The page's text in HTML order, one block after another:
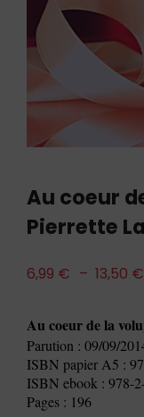
Au coeur
Pierrette
6,99 € – 13,50 €
Au coeur de la
Parution : 09/09/
ISBN papier A5 :
ISBN ebook : 978-
Pages : 196